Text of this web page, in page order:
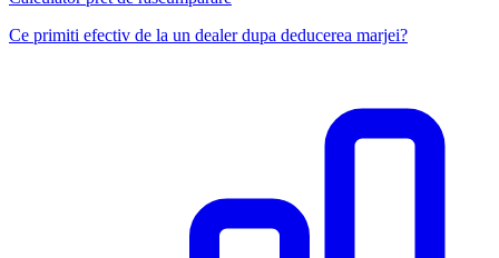
Ce primiti efectiv de la un dealer dupa deducerea marjei?